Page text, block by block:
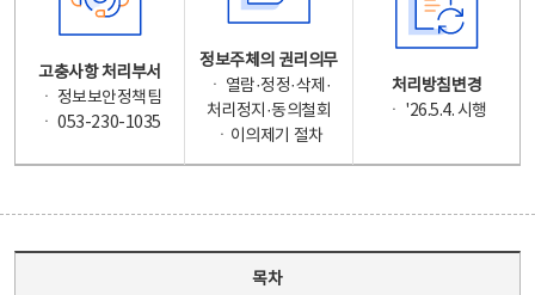
고충사항 처리부서
ㆍ 정보보안정책팀
ㆍ 053-230-1035
정보주체의 권리의무
ㆍ 열람·정정·삭제·
처리정지·동의철회
ㆍ이의제기 절차
처리방침변경
ㆍ '26.5.4. 시행
목차